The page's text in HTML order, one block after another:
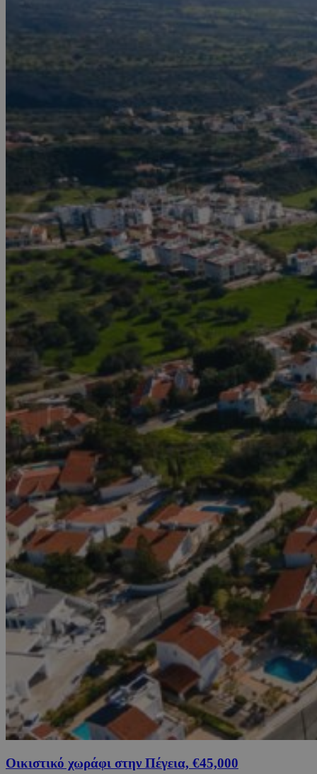
Οικιστικό χωράφι στην Πέγεια, €45,000